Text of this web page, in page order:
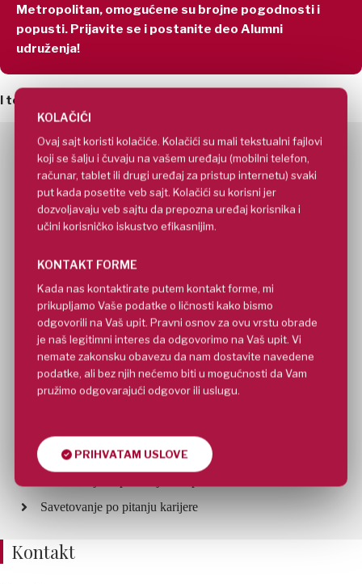
Metropolitan, omogućene su brojne pogodnosti i
popusti. Prijavite se i postanite deo Alumni
udruženja!
I to nije sve, u toku takmičenja vam je obezbeđeno:
Mogućnost umrežavanja sa bivšim kolegama kao i sa
profesorima sa Univerziteta Metropolitan
Dodatno edukovanje kroz besplatno učešće na
stručnim konferencijama i radionicama
akademske studije
Članovi Vaše porodiće ostvaruju popust od 20% za
upis na bilo koji nivo studija
Okupljanje Alumni članova nekoliko puta godišnje u
dogovoru sa članovima, kao i besplatno učešće u
raznim manifestacijama koje Univerzitet Metropolitan
Besplatan i neograničen pristup literaturi iz biblioteke
Univerziteta Metropolitan
Savetovanje po pitanju karijere
Kontakt
KOLAČIĆI
Ovaj sajt koristi kolačiće. Kolačići su mali tekstualni fajlovi
koji se šalju i čuvaju na vašem uređaju (mobilni telefon,
računar, tablet ili drugi uređaj za pristup internetu) svaki
put kada posetite veb sajt. Kolačići su korisni jer
dozvoljavaju veb sajtu da prepozna uređaj korisnika i
učini korisničko iskustvo efikasnijim.
KONTAKT FORME
Kada nas kontaktirate putem kontakt forme, mi
prikupljamo Vaše podatke o ličnosti kako bismo
odgovorili na Vaš upit. Pravni osnov za ovu vrstu obrade
je naš legitimni interes da odgovorimo na Vaš upit. Vi
nemate zakonsku obavezu da nam dostavite navedene
podatke, ali bez njih nećemo biti u mogućnosti da Vam
pružimo odgovarajući odgovor ili uslugu.
PRIHVATAM USLOVE